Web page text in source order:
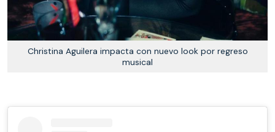
Christina Aguilera impacta con nuevo look por regreso
musical